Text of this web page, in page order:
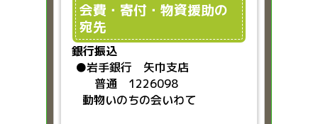
会費・寄付・物資援助の
宛先
銀行振込
●岩手銀行 矢巾支店
普通 1226098
動物いのちの会いわて